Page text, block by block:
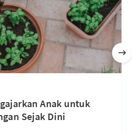
Anak untuk
Sejak Dini